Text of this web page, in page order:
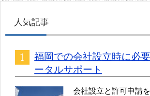
人気記事
福岡での会社設立時に必
ータルサポート
会社設立と許可申請